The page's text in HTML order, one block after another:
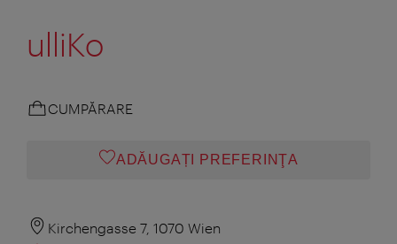
ulliKo
CUMPĂRARE
ADĂUGAȚI PREFERINŢA
Kirchengasse 7, 1070 Wien